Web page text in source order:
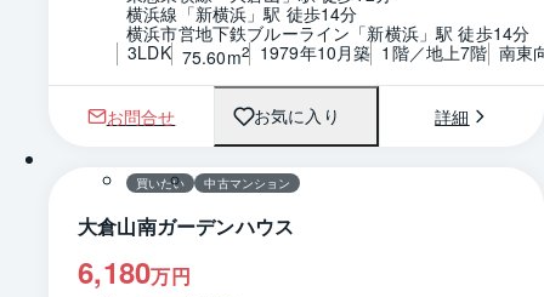
横浜線「新横浜」駅 徒歩14分
横浜市営地下鉄ブルーライン「新横浜」駅 徒歩14分
3LDK 75.60m2 1979年10月築 1階／地上7階 南東
お問合せ お気に入り 詳細
1 / 0 間取り
買いたい 中古マンション
大倉山南ガーデンハウス
6,180万円